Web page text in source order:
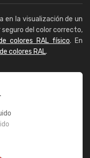
en la visualización de un
del color correcto,
colores RAL físico. En
colores RAL.